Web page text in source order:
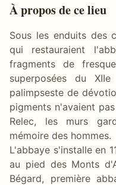
À propos de ce lieu
Sous les enduits des
qui restauraient
fragments de
superposées du
palimpseste de
pigments n'avaient
Relec, les murs
mémoire des hommes.
L'abbaye s'installe en
au pied des Monts
Bégard, première